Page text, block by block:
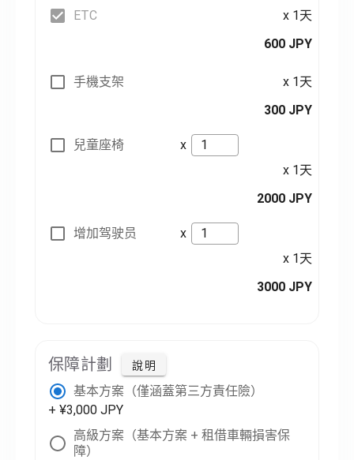
ETC
x 1天
600 JPY
手機支架
x 1天
300 JPY
兒童座椅
x
x 1天
2000 JPY
增加驾驶员
x
x 1天
3000 JPY
保障計劃 說明
基本方案（僅涵蓋第三方責任險）
+ ¥3,000 JPY
高級方案（基本方案 + 租借車輛損害保
障）